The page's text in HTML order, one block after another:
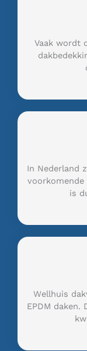
Vaak wordt
In Nederland
voorkomende
is
Wellhuis
EPDM daken.